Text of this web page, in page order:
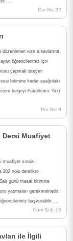
...
Çar Nis 22
vize sınavlarına
öğrencilerimiz için
yapmak isteyen
bitimine kadar aşağıdaki
belgeyi Fakültemiz Yazı
Per Nis 9
Dersi Muafiyet
muafiyet sınavı
202 nolu derslikte
günü mesai bitimine
yapmaları gerekmektedir.
başvurabilir. ...
Cum Şub 13
ile İlgili